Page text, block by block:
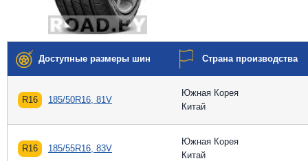
Доступные размеры шин Страна производства
R16 185/50R16, 81V
Южная Корея
Китай
R16 185/55R16, 83V
Южная Корея
Китай